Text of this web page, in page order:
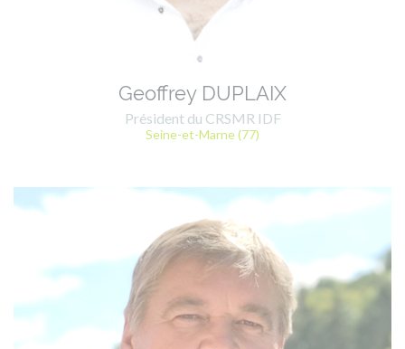
Geoffrey DUPLAIX
Président du CRSMR IDF
Seine-et-Marne (77)